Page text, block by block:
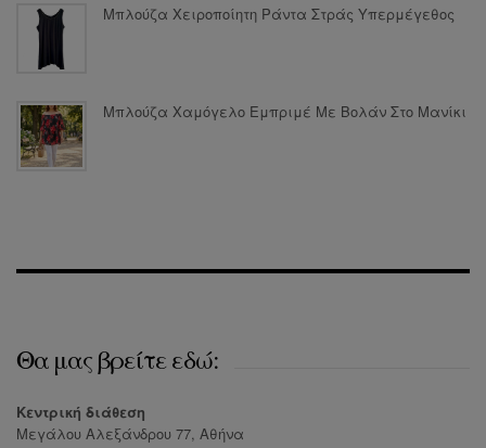
Μπλούζα Χειροποίητη Ράντα Στράς Υπερμέγεθος
Μπλούζα Χαμόγελο Εμπριμέ Με Βολάν Στο Μανίκι
Θα μας βρείτε εδώ:
Κεντρική διάθεση
Μεγάλου Αλεξάνδρου 77, Αθήνα